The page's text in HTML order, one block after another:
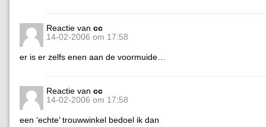
Reactie van cc
14-02-2006 om 17:58
er is er zelfs enen aan de voormuide…
Reactie van cc
14-02-2006 om 17:58
een ‘echte’ trouwwinkel bedoel ik dan